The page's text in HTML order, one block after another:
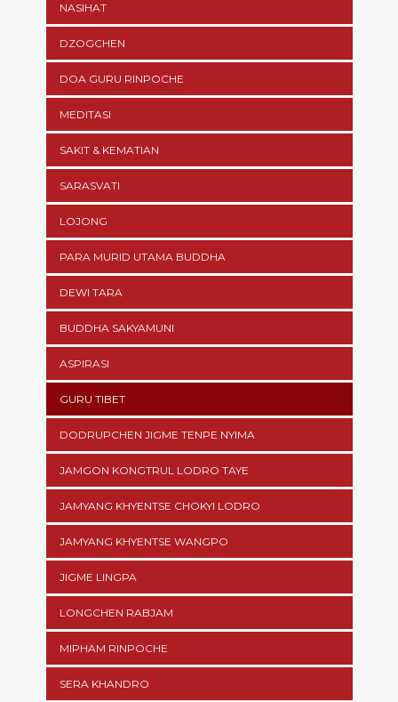
NASIHAT
DZOGCHEN
DOA GURU RINPOCHE
MEDITASI
SAKIT & KEMATIAN
SARASVATI
LOJONG
PARA MURID UTAMA BUDDHA
DEWI TARA
BUDDHA SAKYAMUNI
ASPIRASI
GURU TIBET
DODRUPCHEN JIGME TENPE NYIMA
JAMGON KONGTRUL LODRO TAYE
JAMYANG KHYENTSE CHOKYI LODRO
JAMYANG KHYENTSE WANGPO
JIGME LINGPA
LONGCHEN RABJAM
MIPHAM RINPOCHE
SERA KHANDRO